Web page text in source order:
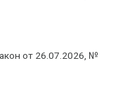
от 26.07.2026, №